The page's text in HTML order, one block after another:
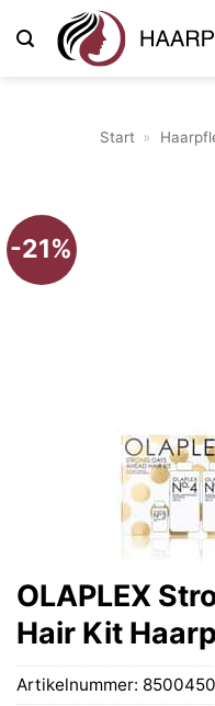
Inhalt
Start »
-21%
OLAPLEX
Hair Kit
Artikelnummer: